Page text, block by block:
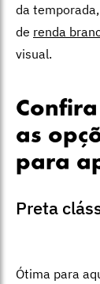
da
de renda
visual.
as
para
Preta
Ótima para